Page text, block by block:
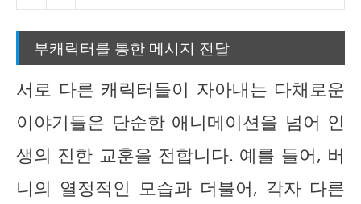
부캐릭터를 통한 메시지 전달
서로 다른 캐릭터들이 자아내는 다채로운
이야기들은 단순한 애니메이션을 넘어 인
생의 진한 교훈을 전합니다. 예를 들어, 버
니의 열정적인 모습과 더불어, 각자 다른